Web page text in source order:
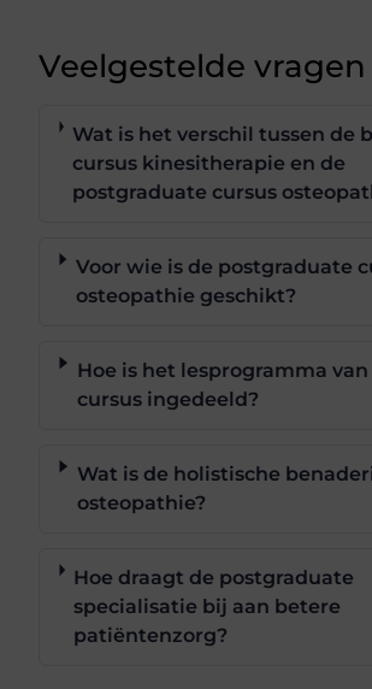
Veelgestelde vragen
Wat is het verschil tussen de
cursus kinesitherapie en de
postgraduate cursus
Voor wie is de postgraduate
osteopathie geschikt?
Hoe is het lesprogramma van
cursus ingedeeld?
Wat is de holistische
osteopathie?
Hoe draagt de postgraduate
specialisatie bij aan betere
patiëntenzorg?